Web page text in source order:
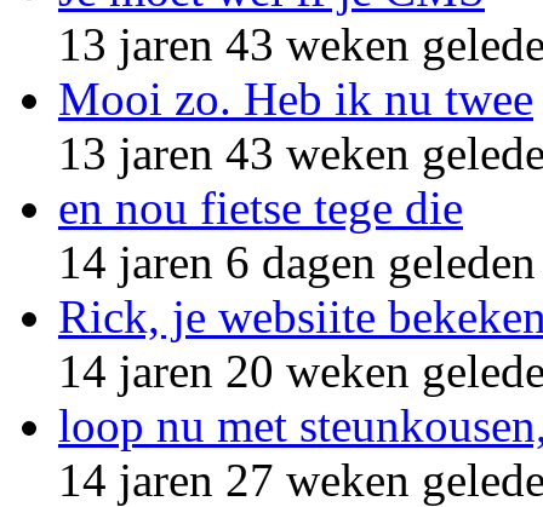
13 jaren 43 weken
Mooi zo. Heb ik nu twee
13 jaren 43 weken
en nou fietse tege die
14 jaren 6 dagen geleden
Rick, je websiite
14 jaren 20 weken
loop nu met
14 jaren 27 weken